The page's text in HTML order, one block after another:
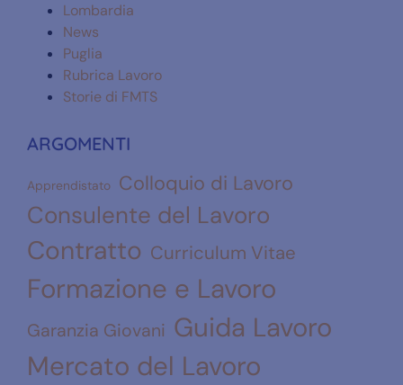
Lombardia
News
Puglia
Rubrica Lavoro
Storie di FMTS
ARGOMENTI
Apprendistato Colloquio di Lavoro
Consulente del Lavoro
Contratto Curriculum Vitae
Formazione e Lavoro
Garanzia Giovani Guida Lavoro
Mercato del Lavoro